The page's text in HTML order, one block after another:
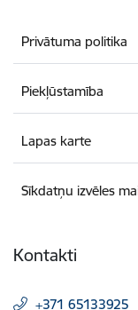
Privātuma politika
Piekļūstamība
Lapas karte
Sīkdatņu izvēles
Kontakti
+371 65133925